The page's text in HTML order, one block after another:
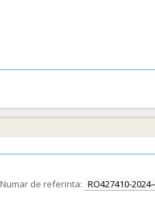
Numar de referinta: RO427410-